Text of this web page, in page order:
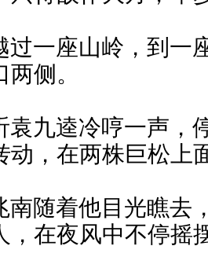
一座山岭，到一
侧。
九逵冷哼一声，
动，在两株巨松上
随着他目光瞧去
，在夜风中不停摇